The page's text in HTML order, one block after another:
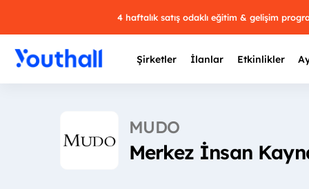
4 haftalık satış odaklı eğitim & gelişim
Şirketler İlanlar Etkinlikler
MUDO
Merkez İnsan